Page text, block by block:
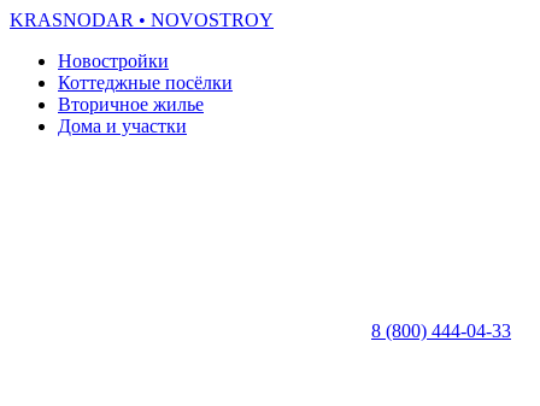
KRASNODAR • NOVOSTROY
Новостройки
Коттеджные посёлки
Вторичное жилье
Дома и участки
8 (800) 444-04-33